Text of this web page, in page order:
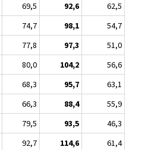
69,5 92,6
62,5
74,7 98,1
54,7
77,8 97,3
51,0
80,0 104,2
56,6
68,3 95,7
63,1
66,3 88,4
55,9
79,5 93,5
46,3
92,7 114,6
61,4